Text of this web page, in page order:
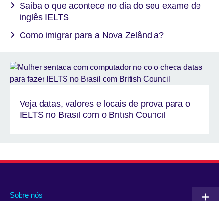
Saiba o que acontece no dia do seu exame de
inglês IELTS
Como imigrar para a Nova Zelândia?
Veja datas, valores e locais de prova para o
IELTS no Brasil com o British Council
Sobre nós